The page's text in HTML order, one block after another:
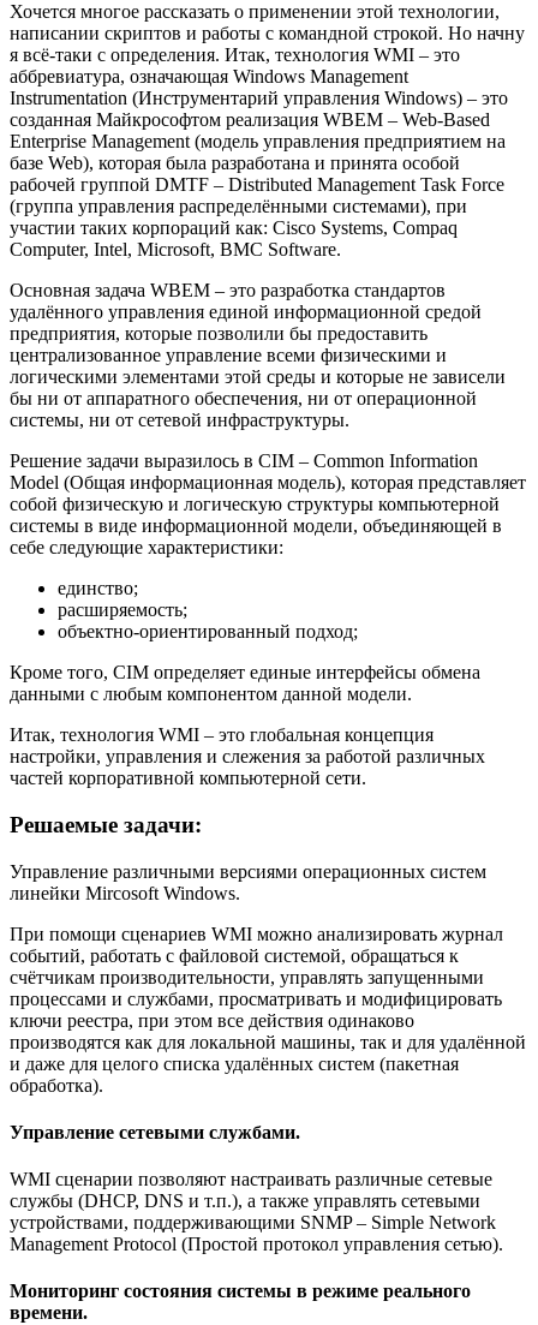
Хочется многое рассказать о применении этой технологии,
написании скриптов и работы с командной строкой. Но начну
я всё-таки с определения. Итак, технология WMI – это
аббревиатура, означающая Windows Management
Instrumentation (Инструментарий управления Windows) – это
созданная Майкрософтом реализация WBEM – Web-Based
Enterprise Management (модель управления предприятием на
базе Web), которая была разработана и принята особой
рабочей группой DMTF – Distributed Management Task Force
(группа управления распределёнными системами), при
участии таких корпораций как: Cisco Systems, Compaq
Computer, Intel, Microsoft, BMC Software.
Основная задача WBEM – это разработка стандартов
удалённого управления единой информационной средой
предприятия, которые позволили бы предоставить
централизованное управление всеми физическими и
логическими элементами этой среды и которые не зависели
бы ни от аппаратного обеспечения, ни от операционной
системы, ни от сетевой инфраструктуры.
Решение задачи выразилось в CIM – Common Information
Model (Общая информационная модель), которая представляет
собой физическую и логическую структуры компьютерной
системы в виде информационной модели, объединяющей в
себе следующие характеристики:
единство;
расширяемость;
объектно-ориентированный подход;
Кроме того, CIM определяет единые интерфейсы обмена
данными с любым компонентом данной модели.
Итак, технология WMI – это глобальная концепция
настройки, управления и слежения за работой различных
частей корпоративной компьютерной сети.
Решаемые задачи:
Управление различными версиями операционных систем
линейки Mircosoft Windows.
При помощи сценариев WMI можно анализировать журнал
событий, работать с файловой системой, обращаться к
счётчикам производительности, управлять запущенными
процессами и службами, просматривать и модифицировать
ключи реестра, при этом все действия одинаково
производятся как для локальной машины, так и для удалённой
и даже для целого списка удалённых систем (пакетная
обработка).
Управление сетевыми службами.
WMI сценарии позволяют настраивать различные сетевые
службы (DHCP, DNS и т.п.), а также управлять сетевыми
устройствами, поддерживающими SNMP – Simple Network
Management Protocol (Простой протокол управления сетью).
Мониторинг состояния системы в режиме реального
времени.